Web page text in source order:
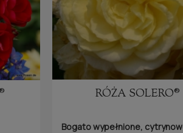
RÓŻA SOLERO®
Bogato wypełnione,